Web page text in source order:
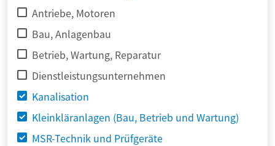
Antriebe, Motoren
Bau, Anlagenbau
Betrieb, Wartung, Reparatur
Dienstleistungsunternehmen
Kanalisation
Kleinkläranlagen (Bau, Betrieb und Wartung)
MSR-Technik und Prüfgeräte